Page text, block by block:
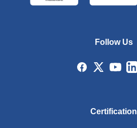
Follow Us
Certification